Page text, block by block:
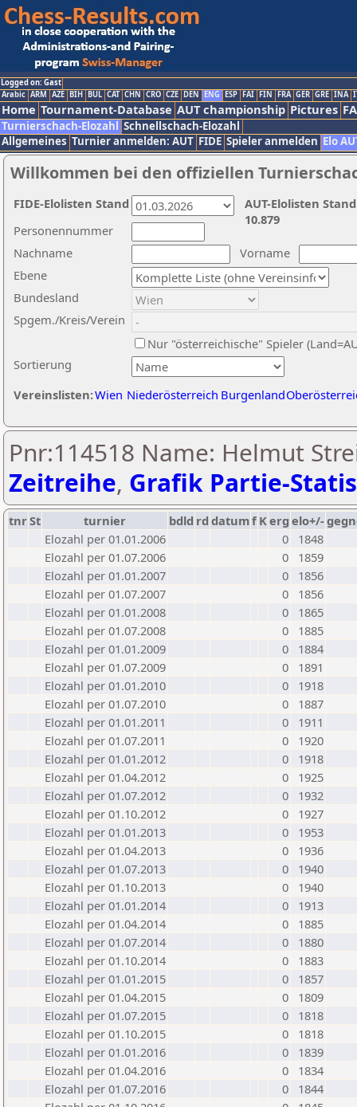
Logged on: Gast
Arabic ARM AZE BIH BUL CAT CHN CRO CZE DEN ENG ESP FAI FIN FRA GER GRE INA
Home Tournament-Database AUT championship Pictures
Turnierschach-Elozahl Schnellschach-Elozahl
Allgemeines Turnier anmelden: AUT FIDE Spieler anmelden Elo
Willkommen bei den offiziellen
Nachname
Vorname
Ebene
Sortierung
Personennummer
Bundesland
Spgem./Kreis/Verein
Nur "österreichische" Spieler
Vereinslisten:Wien Niederösterreich Burgenland
AUT-Elolisten
10.879
FIDE-Elolisten Stand
Pnr:114518 Name: Helmut
Zeitreihe, Grafik Partie-
tnrSt turnier bdld rd datumf Kerg elo+/-
Elozahl per 01.01.2006
0
1848
Elozahl per 01.07.2006
0
1859
Elozahl per 01.01.2007
0
1856
Elozahl per 01.07.2007
0
1856
Elozahl per 01.01.2008
0
1865
Elozahl per 01.07.2008
0
1885
Elozahl per 01.01.2009
0
1884
Elozahl per 01.07.2009
0
1891
Elozahl per 01.01.2010
0
1918
Elozahl per 01.07.2010
0
1887
Elozahl per 01.01.2011
0
1911
Elozahl per 01.07.2011
0
1920
Elozahl per 01.01.2012
0
1918
Elozahl per 01.04.2012
0
1925
Elozahl per 01.07.2012
0
1932
Elozahl per 01.10.2012
0
1927
Elozahl per 01.01.2013
0
1953
Elozahl per 01.04.2013
0
1936
Elozahl per 01.07.2013
0
1940
Elozahl per 01.10.2013
0
1940
Elozahl per 01.01.2014
0
1913
Elozahl per 01.04.2014
0
1885
Elozahl per 01.07.2014
0
1880
Elozahl per 01.10.2014
0
1883
Elozahl per 01.01.2015
0
1857
Elozahl per 01.04.2015
0
1809
Elozahl per 01.07.2015
0
1818
Elozahl per 01.10.2015
0
1818
Elozahl per 01.01.2016
0
1839
Elozahl per 01.04.2016
0
1834
Elozahl per 01.07.2016
0
1844